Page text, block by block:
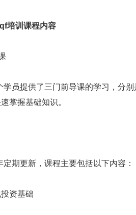
培训课程内容
提供了三门前导课的学习，分别
掌握基础知识。
更新，课程主要包括以下内容：
资基础